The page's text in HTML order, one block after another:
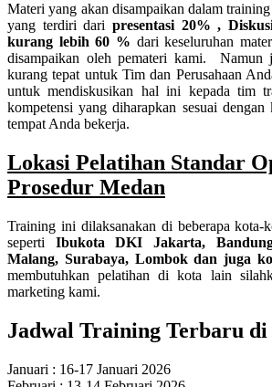
Materi yang akan disampaikan dalam
yang terdiri dari presentasi 20% ,
kurang lebih 60 % dari keseluruhan
disampaikan oleh pemateri kami. Namun
kurang tepat untuk Tim dan Perusahaan
untuk mendiskusikan hal ini kepada tim
kompetensi yang diharapkan sesuai dengan
tempat Anda bekerja.
Lokasi Pelatihan Standar
Prosedur Medan
Training ini dilaksanakan di beberapa kota-
seperti Ibukota DKI Jakarta,
Malang, Surabaya, Lombok dan juga
membutuhkan pelatihan di kota lain
marketing kami.
Jadwal Training Terbaru di
Januari : 16-17 Januari 2026